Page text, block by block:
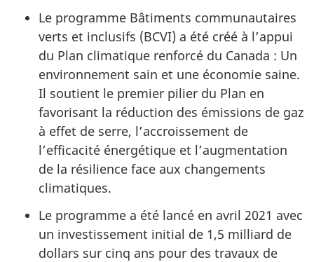
Le programme Bâtiments communautaires
verts et inclusifs (BCVI) a été créé à l’appui
du Plan climatique renforcé du Canada : Un
environnement sain et une économie saine.
Il soutient le premier pilier du Plan en
favorisant la réduction des émissions de gaz
à effet de serre, l’accroissement de
l’efficacité énergétique et l’augmentation
de la résilience face aux changements
climatiques.
Le programme a été lancé en avril 2021 avec
un investissement initial de 1,5 milliard de
dollars sur cinq ans pour des travaux de